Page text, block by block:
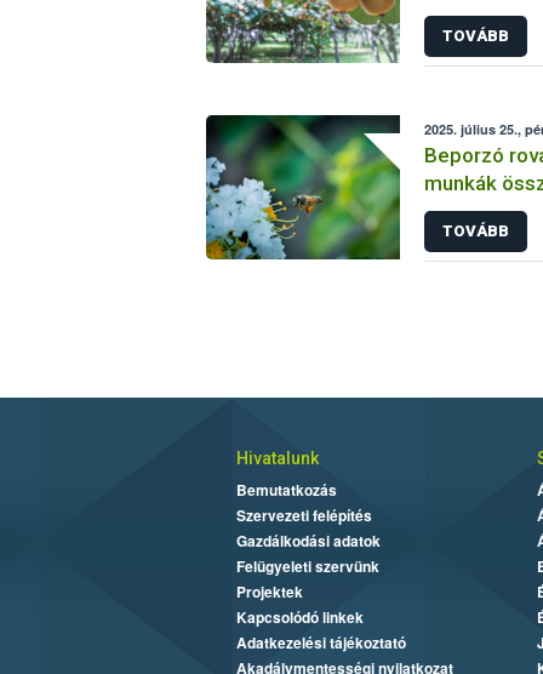
TOVÁBB
2025. július 25.,
Beporzó
munkák
fókuszban a
TOVÁBB
Hivatalunk
Bemutatkozás
Szervezeti felépítés
Gazdálkodási adatok
Felügyeleti szervünk
Projektek
Kapcsolódó linkek
Adatkezelési tájékoztató
Akadálymentességi nyilatkozat